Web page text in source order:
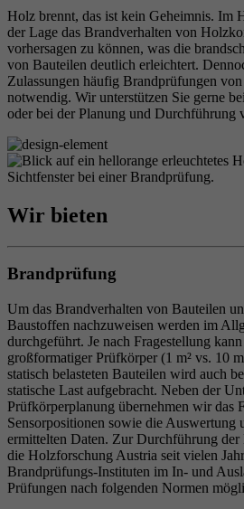
Holz brennt, das ist kein Geheimnis. Im
der Lage das Brandverhalten von
vorhersagen zu können, was die
von Bauteilen deutlich erleichtert.
Zulassungen häufig Brandprüfungen
notwendig. Wir unterstützen Sie gerne
oder bei der Planung und Durchführung
Wir bieten
Brandprüfung
Um das Brandverhalten von Bauteilen
Baustoffen nachzuweisen werden im
durchgeführt. Je nach Fragestellung
großformatiger Prüfkörper (1 m² vs. 10
statisch belasteten Bauteilen wird auch
statische Last aufgebracht. Neben der
Prüfkörperplanung übernehmen wir das
Sensorpositionen sowie die Auswertung
ermittelten Daten. Zur Durchführung der
die Holzforschung Austria seit vielen
Brandprüfungs-Instituten im In- und
Prüfungen nach folgenden Normen